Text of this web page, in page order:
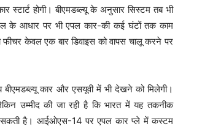
स्टार्ट होगी। बीएमडब्ल्यू के अनुसार सिस्टम तब भी
के आधार पर भी एपल कार-की कई घंटों तक काम
केवल एक बार डिवाइस को वापस चालू करने पर
बीएमडब्ल्यू कार और एसयूवी में भी देखने को मिलेगी।
उम्मीद की जा रही है कि भारत में यह तकनीक
है। आईओएस-14 पर एपल कार प्ले में कस्टम